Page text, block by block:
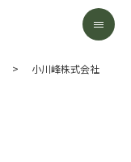
> 小川峰株式会社